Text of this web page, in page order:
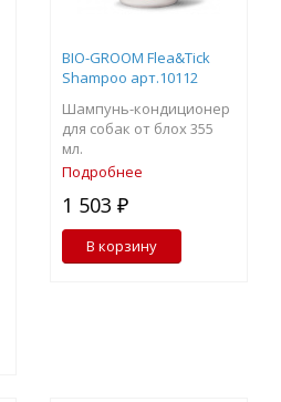
BIO-GROOM Flea&Tick
Shampoo арт.10112
Шампунь-кондиционер
для собак от блох 355
мл.
Подробнее
1 503 ₽
В корзину